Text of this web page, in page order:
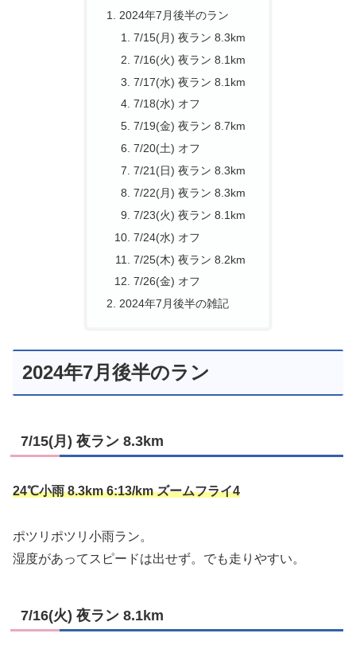
2024年7月後半のラン
7/15(月) 夜ラン 8.3km
7/16(火) 夜ラン 8.1km
7/17(水) 夜ラン 8.1km
7/18(水) オフ
7/19(金) 夜ラン 8.7km
7/20(土) オフ
7/21(日) 夜ラン 8.3km
7/22(月) 夜ラン 8.3km
7/23(火) 夜ラン 8.1km
7/24(水) オフ
7/25(木) 夜ラン 8.2km
7/26(金) オフ
2024年7月後半の雑記
2024年7月後半のラン
7/15(月) 夜ラン 8.3km
24℃小雨 8.3km 6:13/km ズームフライ4
ポツリポツリ小雨ラン。
湿度があってスピードは出せず。でも走りやすい。
7/16(火) 夜ラン 8.1km